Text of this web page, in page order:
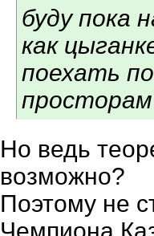
буду пока
как
поехать
Но ведь
возможно?
Поэтому не